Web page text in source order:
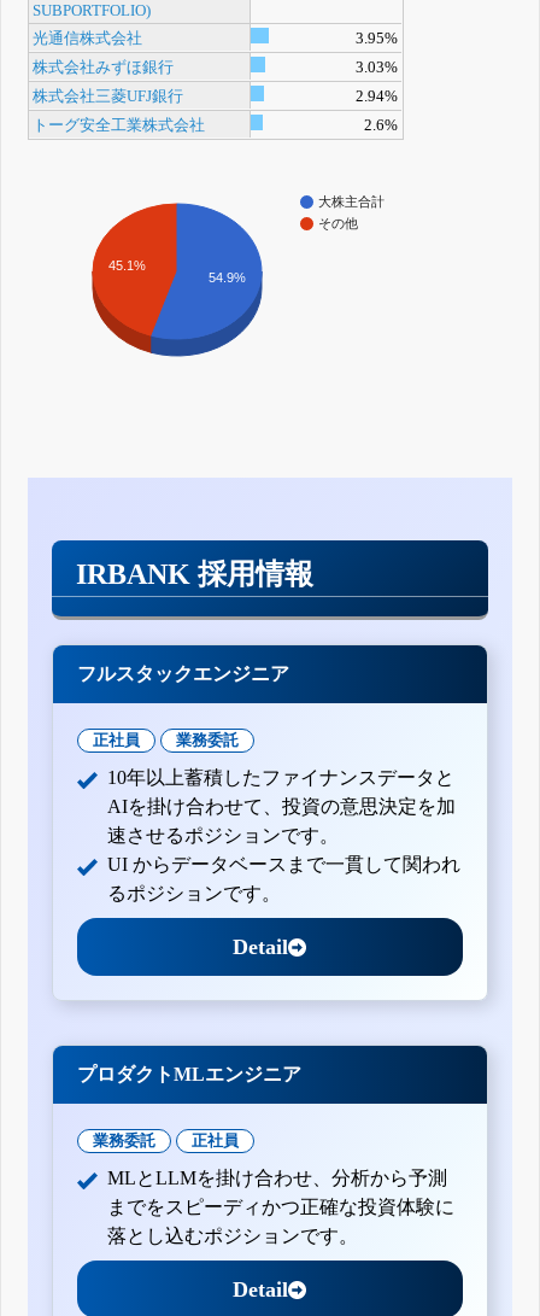
SUBPORTFOLIO)
光通信株式会社
3.95%
株式会社みずほ銀行
3.03%
株式会社三菱UFJ銀行
2.94%
トーグ安全工業株式会社
2.6%
大株主合計
その他
45.1%
54.9%
IRBANK 採用情報
フルスタックエンジニア
正社員 業務委託
10年以上蓄積したファイナンスデータと
AIを掛け合わせて、投資の意思決定を加
速させるポジションです。
UI からデータベースまで一貫して関われ
るポジションです。
Detail
プロダクトMLエンジニア
業務委託 正社員
MLとLLMを掛け合わせ、分析から予測
までをスピーディかつ正確な投資体験に
落とし込むポジションです。
Detail